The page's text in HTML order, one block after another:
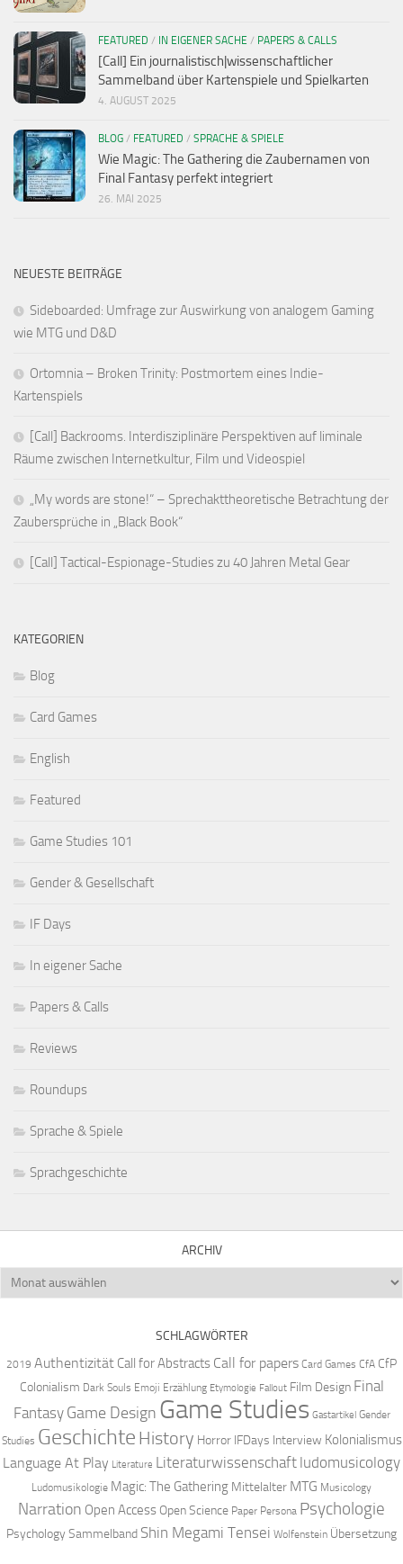
FEATURED / IN EIGENER SACHE / PAPERS & CALLS
[Call] Ein journalistisch|wissenschaftlicher
Sammelband über Kartenspiele und Spielkarten
4. AUGUST 2025
BLOG / FEATURED / SPRACHE & SPIELE
Wie Magic: The Gathering die Zaubernamen von
Final Fantasy perfekt integriert
26. MAI 2025
NEUESTE BEITRÄGE
Sideboarded: Umfrage zur Auswirkung von analogem Gaming
wie MTG und D&D
Ortomnia – Broken Trinity: Postmortem eines Indie-
Kartenspiels
[Call] Backrooms. Interdisziplinäre Perspektiven auf liminale
Räume zwischen Internetkultur, Film und Videospiel
„My words are stone!“ – Sprechakttheoretische Betrachtung der
Zaubersprüche in „Black Book“
[Call] Tactical-Espionage-Studies zu 40 Jahren Metal Gear
KATEGORIEN
Blog
Card Games
English
Featured
Game Studies 101
Gender & Gesellschaft
IF Days
In eigener Sache
Papers & Calls
Reviews
Roundups
Sprache & Spiele
Sprachgeschichte
ARCHIV
Archiv
SCHLAGWÖRTER
2019 Authentizität Call for Abstracts Call for papers Card Games CfA CfP
Colonialism Dark Souls Emoji Erzählung Etymologie Fallout Film Design Final
Fantasy Game Design Game Studies Gastartikel Gender
Studies Geschichte History Horror IFDays Interview Kolonialismus
Language At Play Literature Literaturwissenschaft ludomusicology
Ludomusikologie Magic: The Gathering Mittelalter MTG Musicology
Narration Open Access Open Science Paper Persona Psychologie
PsychologySammelband Shin Megami Tensei Wolfenstein Übersetzung